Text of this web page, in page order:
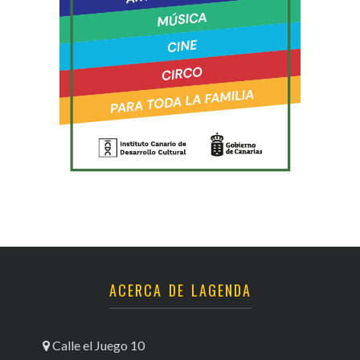
ACERCA DE LAGENDA
Calle el Juego 10